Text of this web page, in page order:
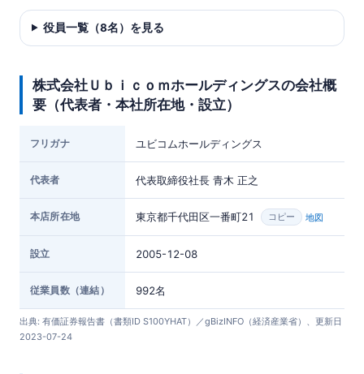
役員一覧（8名）を見る
株式会社Ｕｂｉｃｏｍホールディングスの会社概
要（代表者・本社所在地・設立）
フリガナ ユビコムホールディングス
代表者 代表取締役社長 青木 正之
本店所在地 東京都千代田区一番町21 コピー 地図
設立 2005-12-08
従業員数（連結） 992名
出典: 有価証券報告書（書類ID S100YHAT）／gBizINFO（経済産業省）、更新日
2023-07-24